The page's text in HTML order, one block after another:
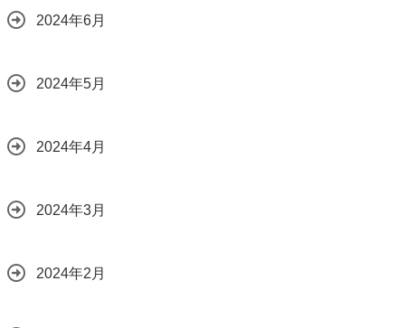
2024年6月
2024年5月
2024年4月
2024年3月
2024年2月